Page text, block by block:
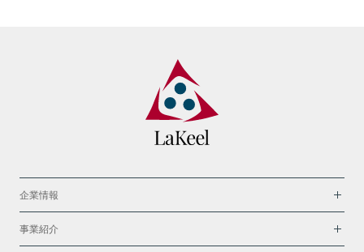
企業情報
事業紹介